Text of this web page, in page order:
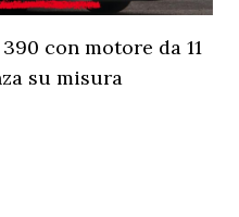
con motore da 11
su misura